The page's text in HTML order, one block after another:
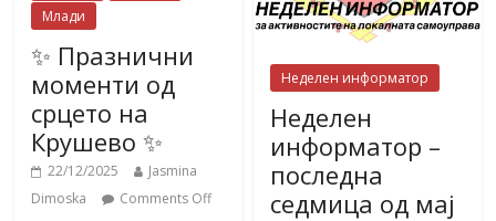
Млади
✨ Празнични
моменти од
срцето на
Крушево ✨
22/12/2025
Jasmina
Dimoska
Comments Off
Неделен информатор
Неделен
информатор –
последна
седмица од мај